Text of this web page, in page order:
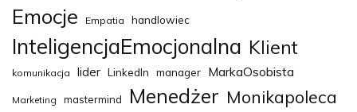
Emocje Empatia handlowiec
InteligencjaEmocjonalna Klient
komunikacja lider LinkedIn manager MarkaOsobista
Marketing mastermind Menedżer Monikapoleca